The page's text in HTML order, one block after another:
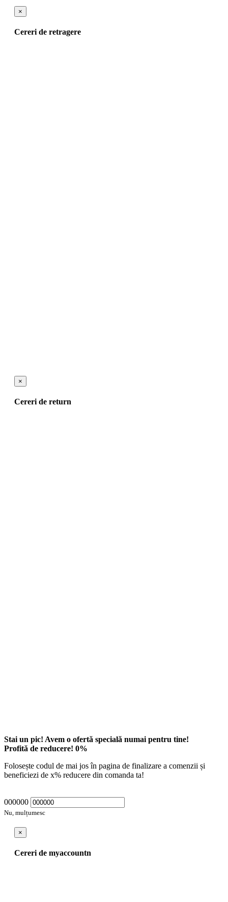
×
Cereri de retragere
×
Cereri de return
Stai un pic! Avem o ofertă specială numai pentru tine!
Profită de reducere! 0%
Folosește codul de mai jos în pagina de finalizare a comenzii și
beneficiezi de x% reducere din comanda ta!
000000
Nu, mulțumesc
×
Cereri de myaccountn